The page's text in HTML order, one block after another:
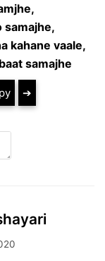
samajhe,
kahane vaale,
samajhe
➔